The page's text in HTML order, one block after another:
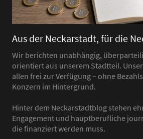
Aus der Neckarstadt, für die
Wir berichten unabhängig,
orientiert aus unserem Stadtteil.
allen frei zur Verfügung – ohne
Konzern im Hintergrund.
Hinter dem Neckarstadtblog stehen
Engagement und hauptberufliche
die finanziert werden muss.